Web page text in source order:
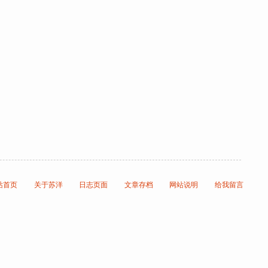
首页 关于苏洋 日志页面 文章存档 网站说明 给我留言